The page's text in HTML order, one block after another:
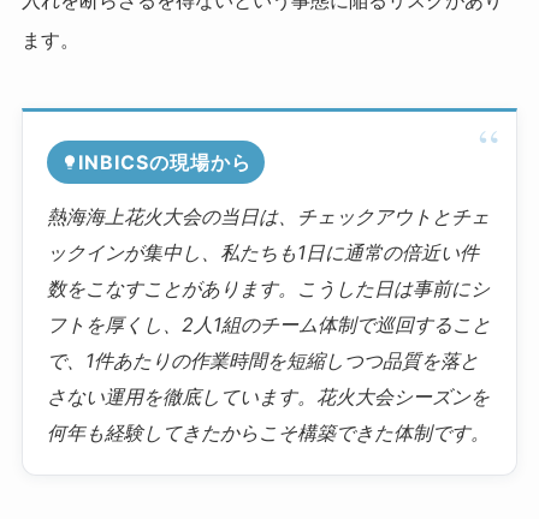
ます。
INBICSの現場から
熱海海上花火大会の当日は、チェックアウトとチェ
ックインが集中し、私たちも1日に通常の倍近い件
数をこなすことがあります。こうした日は事前にシ
フトを厚くし、2人1組のチーム体制で巡回すること
で、1件あたりの作業時間を短縮しつつ品質を落と
さない運用を徹底しています。花火大会シーズンを
何年も経験してきたからこそ構築できた体制です。